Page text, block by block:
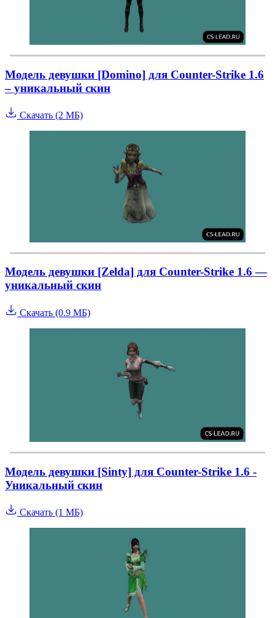
Модель девушки [Domino] для Counter-Strike 1.6
– уникальный скин
Скачать (2 МБ)
Модель девушки [Zelda] для Counter-Strike 1.6 —
уникальный скин
Скачать (0.9 МБ)
Модель девушки [Sinty] для Counter-Strike 1.6 -
Уникальный скин
Скачать (1 МБ)